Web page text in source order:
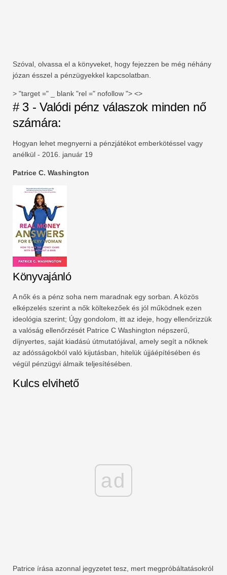
Szóval, olvassa el a könyveket, hogy fejezzen be még néhány
józan ésszel a pénzügyekkel kapcsolatban.
> "target =" _ blank "rel =" nofollow "> <>
# 3 - Valódi pénz válaszok minden nő
számára:
Hogyan lehet megnyerni a pénzjátékot emberkötéssel vagy
anélkül - 2016. január 19
Patrice C. Washington
Könyvajánló
A nők és a pénz soha nem maradnak egy sorban. A közös
elképzelés szerint a nők költekezőek és jól működnek ezen
ideológia szerint; Úgy gondolom, itt az ideje, hogy ellenőrizzük
a valóság ellenőrzését Patrice C Washington népszerű,
díjnyertes, saját kiadású útmutatójával, amely segít a nőknek
az adósságokból való kijutásban, hitelük újjáépítésében és
végül pénzügyi álmaik teljesítésében.
Kulcs elvihető
ad
Patrice írása azonnal jegyzetet tesz, mert megpróbáltatásokról